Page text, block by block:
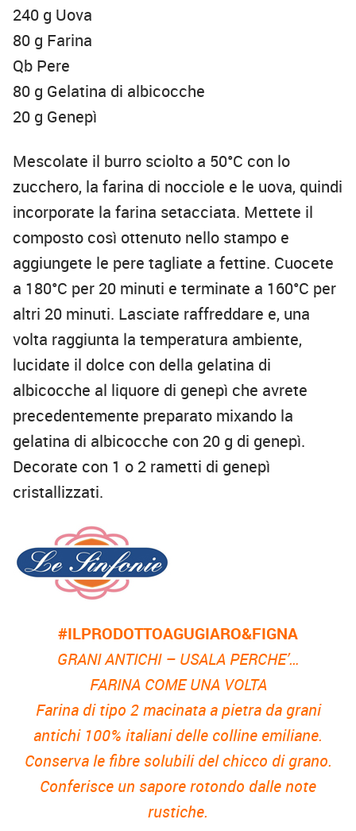
240 g Uova
80 g Farina
Qb Pere
80 g Gelatina di albicocche
20 g Genepì
Mescolate il burro sciolto a 50°C con lo
zucchero, la farina di nocciole e le uova, quindi
incorporate la farina setacciata. Mettete il
composto così ottenuto nello stampo e
aggiungete le pere tagliate a fettine. Cuocete
a 180°C per 20 minuti e terminate a 160°C per
altri 20 minuti. Lasciate raffreddare e, una
volta raggiunta la temperatura ambiente,
lucidate il dolce con della gelatina di
albicocche al liquore di genepì che avrete
precedentemente preparato mixando la
gelatina di albicocche con 20 g di genepì.
Decorate con 1 o 2 rametti di genepì
cristallizzati.
#ILPRODOTTOAGUGIARO&FIGNA
GRANI ANTICHI – USALA PERCHE’…
FARINA COME UNA VOLTA
Farina di tipo 2 macinata a pietra da grani
antichi 100% italiani delle colline emiliane.
Conserva le fibre solubili del chicco di grano.
Conferisce un sapore rotondo dalle note
rustiche.